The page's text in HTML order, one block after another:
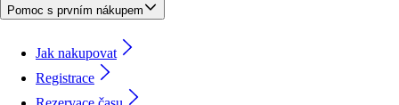
Pomoc s prvním nákupem
Jak nakupovat
Registrace